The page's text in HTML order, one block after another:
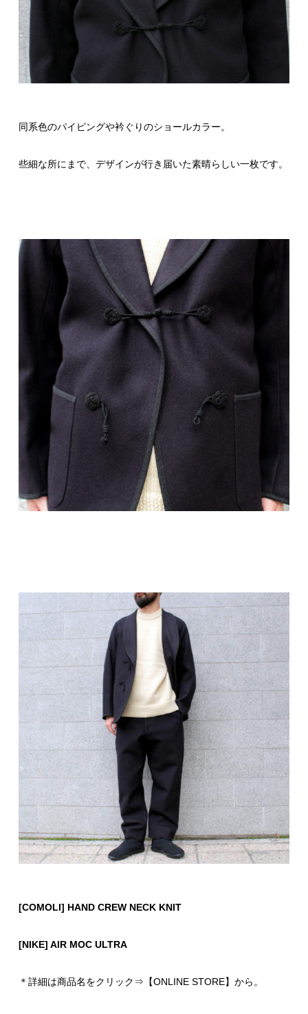
同系色のパイピングや衿ぐりのショールカラー。
些細な所にまで、デザインが行き届いた素晴らしい一枚です。
[COMOLI] HAND CREW NECK KNIT
[NIKE] AIR MOC ULTRA
＊詳細は商品名をクリック⇒【ONLINE STORE】から。